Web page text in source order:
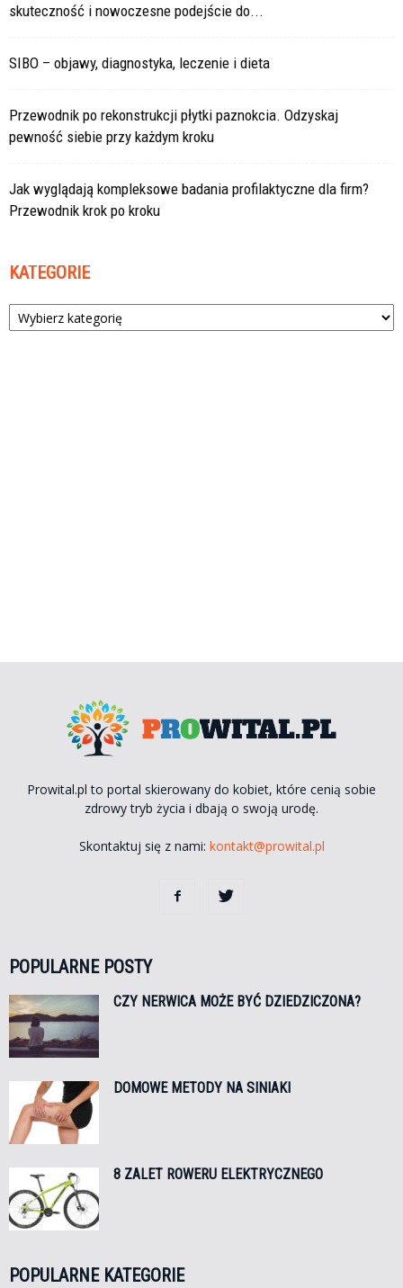
skuteczność i nowoczesne podejście do...
SIBO – objawy, diagnostyka, leczenie i dieta
Przewodnik po rekonstrukcji płytki paznokcia. Odzyskaj
pewność siebie przy każdym kroku
Jak wyglądają kompleksowe badania profilaktyczne dla firm?
Przewodnik krok po kroku
KATEGORIE
Kategorie
Prowital.pl to portal skierowany do kobiet, które cenią sobie
zdrowy tryb życia i dbają o swoją urodę.
Skontaktuj się z nami: kontakt@prowital.pl
POPULARNE POSTY
CZY NERWICA MOŻE BYĆ DZIEDZICZONA?
DOMOWE METODY NA SINIAKI
8 ZALET ROWERU ELEKTRYCZNEGO
POPULARNE KATEGORIE